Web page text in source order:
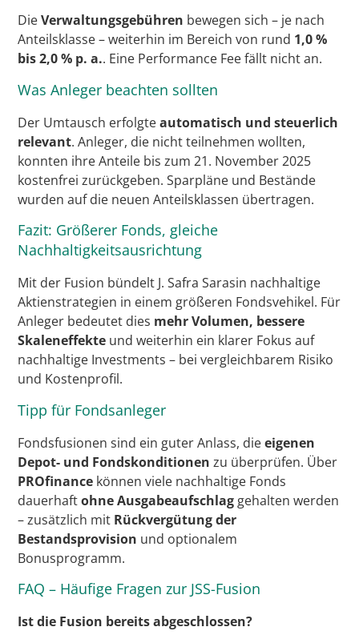
DieVerwaltungsgebühren bewegen sich – je nach
Anteilsklasse – weiterhin im Bereich von rund 1,0 %
bis 2,0 % p. a.. Eine Performance Fee fällt nicht an.
Was Anleger beachten sollten
Der Umtausch erfolgteautomatisch und steuerlich
relevant. Anleger, die nicht teilnehmen wollten,
konnten ihre Anteile bis zum 21. November 2025
kostenfrei zurückgeben. Sparpläne und Bestände
wurden auf die neuen Anteilsklassen übertragen.
Fazit: Größerer Fonds, gleiche
Nachhaltigkeitsausrichtung
Mit der Fusion bündelt J. Safra Sarasin nachhaltige
Aktienstrategien in einem größeren Fondsvehikel. Für
Anleger bedeutet dies mehr Volumen, bessere
Skaleneffekte und weiterhin ein klarer Fokus auf
nachhaltige Investments – bei vergleichbarem Risiko
und Kostenprofil.
Tipp für Fondsanleger
Fondsfusionen sind ein guter Anlass, dieeigenen
Depot- und Fondskonditionen zu überprüfen. Über
PROfinance können viele nachhaltige Fonds
dauerhaftohne Ausgabeaufschlag gehalten werden
– zusätzlich mit Rückvergütung der
Bestandsprovision und optionalem
Bonusprogramm.
FAQ – Häufige Fragen zur JSS-Fusion
Ist die Fusion bereits abgeschlossen?